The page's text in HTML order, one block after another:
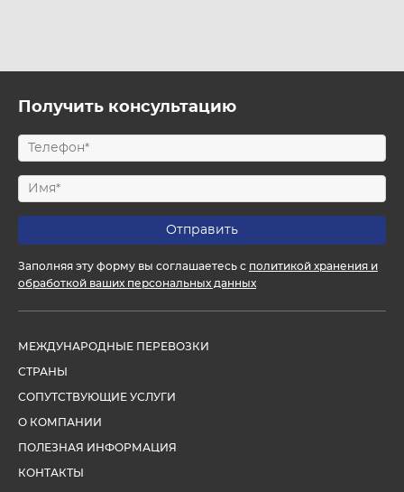
Получить консультацию
Заполняя эту форму вы соглашаетесь с политикой хранения и
обработкой ваших персональных данных
МЕЖДУНАРОДНЫЕ ПЕРЕВОЗКИ
СТРАНЫ
СОПУТСТВУЮЩИЕ УСЛУГИ
О КОМПАНИИ
ПОЛЕЗНАЯ ИНФОРМАЦИЯ
КОНТАКТЫ